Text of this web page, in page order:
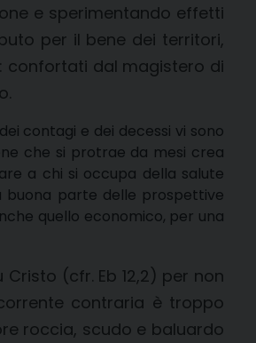
e sperimentando effetti
per il bene dei territori,
confortati dal magistero di
contagi e dei decessi vi sono
che si protrae da mesi crea
a chi si occupa della salute
buona parte delle prospettive
quello economico, per una
(cfr. Eb 12,2) per non
contraria è troppo
roccia, scudo e baluardo